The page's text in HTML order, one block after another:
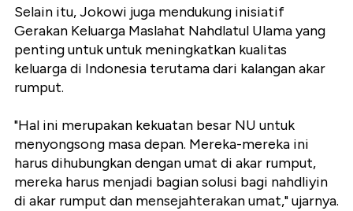
Selain itu, Jokowi juga mendukung inisiatif
Gerakan Keluarga Maslahat Nahdlatul Ulama yang
penting untuk untuk meningkatkan kualitas
keluarga di Indonesia terutama dari kalangan akar
rumput.
"Hal ini merupakan kekuatan besar NU untuk
menyongsong masa depan. Mereka-mereka ini
harus dihubungkan dengan umat di akar rumput,
mereka harus menjadi bagian solusi bagi nahdliyin
di akar rumput dan mensejahterakan umat," ujarnya.